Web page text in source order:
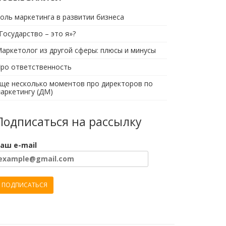
маркетинга в развитии бизнеса
– это я»?
из другой сферы: плюсы и минусы
ответственность
несколько моментов про директоров по
(ДМ)
на рассылку
e-mail